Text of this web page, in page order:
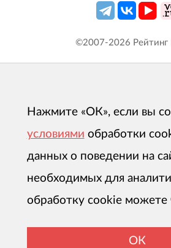
©2007-2026 Рейтинг
Нажмите «ОК», если вы
условиями обработки
данных о поведении на
необходимых для
обработку cookie можете
ОК